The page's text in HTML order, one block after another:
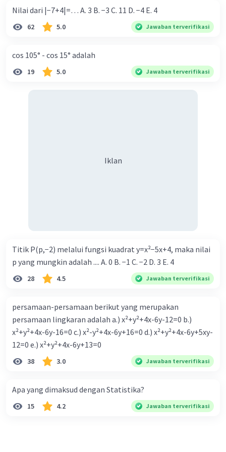
→ Jadi, panjang sisi miring(c) atau panjang
tambang adalan
tambang adalah Rp 10.000/
Harga tambang = panjang tambang × Rp
Nilai dari |−7+4|=… A. 3 B. −3 C. 11 D. −4 E. 4
62 5.0 Jawaban terverifikasi
cos 105° - cos 15° adalah
19 5.0 Jawaban terverifikasi
Iklan
Titik P(p,−2) melalui fungsi kuadrat y=x²−5x+4, maka nilai
p yang mungkin adalah .... A. 0 B. −1 C. −2 D. 3 E. 4
28 4.5 Jawaban terverifikasi
persamaan-persamaan berikut yang merupakan
persamaan lingkaran adalah a.) x²+y²+4x-6y-12=0 b.)
x²+y²+4x-6y-16=0 c.) x²-y²+4x-6y+16=0 d.) x²+y²+4x-6y+5xy-
12=0 e.) x²+y²+4x-6y+13=0
38 3.0 Jawaban terverifikasi
Apa yang dimaksud dengan Statistika?
15 4.2 Jawaban terverifikasi